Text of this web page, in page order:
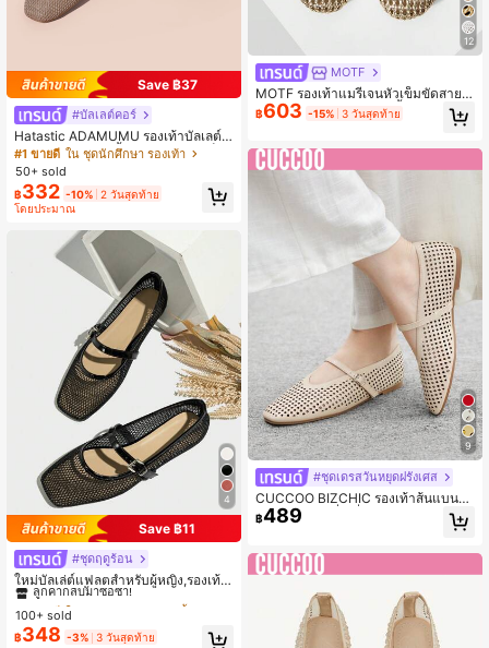
Save ฿37
#บัลเลต์คอร์
Hatastic ADAMUMU รองเท้าบัลเลต์ผู้
หญิงตาข่ายโปร่ง น้ำหนักเบา มีหัวเข็ม
ขัด 2 อัน สไตล์หรูหรา สำหรับกลับโรงเรี
ยน
#1 ขายดี ใน ชุดนักศึกษา รองเท้า
50+ sold
฿332 -10% 2 วันสุดท้าย
โดยประมาณ
4
Save ฿11
#ชุดฤดูร้อน
ใหม่บัลเล่ต์แฟลตสำหรับผู้หญิง,รองเท้า
ส้นแบนรอบนิ้วเท้า,รองเท้าแตะลำลองร
ะบายอากาศสีทึบ,แฟชั่นและสะดวกสบ
าย,สีดำ
#1 ขายดี
ลูกค้ากลับมาซื้อซ้ำ!
#1 ขายดี
ลูกค้ากลับมาซื้อซ้ำ!
#1 ขายดี
ลูกค้ากลับมาซื้อซ้ำ!
#1 ขายดี
100+ sold
฿348 -3% 3 วันสุดท้าย
12
MOTF
MOTF รองเท้าแมรี่เจนหัวเข็มขัดสายรั
ดแนวนอนแบบสานกลวงพื้นแบนสีทอง
สำหรับผู้หญิง เรียบง่ายและสง่างาม สำ
าลัย
฿603 -15% 3 วันสุดท้าย
9
#ชุดเดรสวันหยุดฝรั่งเศส
CUCCOO BIZCHIC รองเท้าส้นแบนสำ
หรับผู้หญิง รูปสี่เหลี่ยมปลายเท้าตัดด้วย
เลเซอร์ล่วงหน้า
฿489